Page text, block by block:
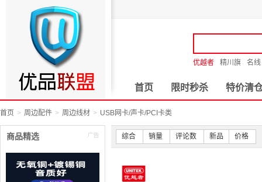
优越者 精川旗 名线
首页 限时秒杀 特价清
首页 周边配件 周边线材 USB网卡/声卡/PCI卡类
商品精选 综合 销量 评论数 新品 价格